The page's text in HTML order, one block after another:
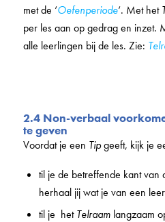
met de ‘Oefenperiode‘. Met het
per les aan op gedrag en inzet.
alle leerlingen bij de les. Zie:
2.4 Non-verbaal
te geven
Voordat je een Tipgeeft, kijk je
til je de betreffende kant van
herhaal jij wat je van een
til je hetTelraamlangzaam